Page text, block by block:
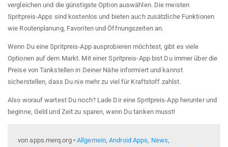
vergleichen und die günstigste Option auswählen. Die meisten
Spritpreis-Apps sind kostenlos und bieten auch zusätzliche Funktionen
wie Routenplanung, Favoriten und Öffnungszeiten an.
Wenn Du eine Spritpreis-App ausprobieren möchtest, gibt es viele
Optionen auf dem Markt. Mit einer Spritpreis-App bist Du immer über die
Preise von Tankstellen in Deiner Nähe informiert und kannst
sicherstellen, dass Du nie mehr zu viel für Kraftstoff zahlst.
Also worauf wartest Du noch? Lade Dir eine Spritpreis-App herunter und
beginne, Geld und Zeit zu sparen, wenn Du tanken musst!
von apps.merq.org • Allgemein,Android Apps News